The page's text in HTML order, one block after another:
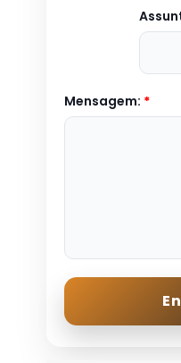
Mensagem: *